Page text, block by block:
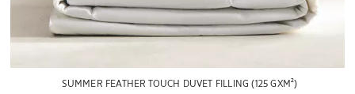
SUMMER FEATHER TOUCH DUVET FILLING (125 GXM²)